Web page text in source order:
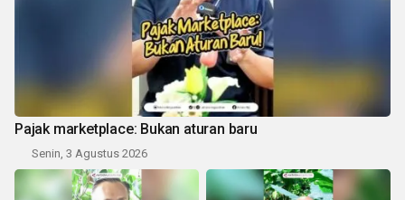
Pajak marketplace: Bukan aturan baru
Senin, 3 Agustus 2026